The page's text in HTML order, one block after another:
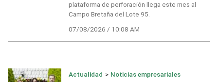
plataforma de perforación llega este mes al
Campo Bretaña del Lote 95.
07/08/2026 / 10:08 AM
Actualidad > Noticias empresariales